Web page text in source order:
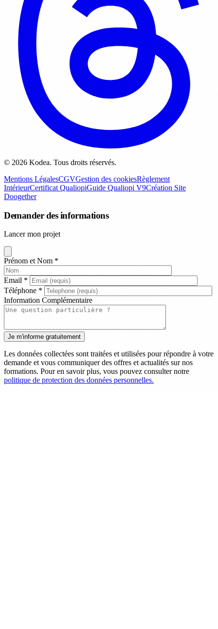
© 2026 Kodea. Tous droits réservés.
Mentions LégalesCGVGestion des cookiesRèglement
IntérieurCertificat QualiopiGuide Qualiopi V9Création Site
Doogether
Demander des informations
Lancer mon projet
Prénom et Nom *
Email *
Téléphone *
Information Complémentaire
Les données collectées sont traitées et utilisées pour répondre à votre
demande et vous communiquer des offres et actualités sur nos
formations. Pour en savoir plus, vous pouvez consulter notre
politique de protection des données personnelles.